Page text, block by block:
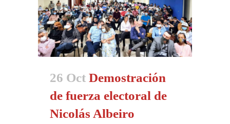
26 Oct Demostración
de fuerza electoral de
Nicolás Albeiro